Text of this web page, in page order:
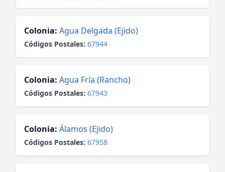
Colonia: Agua Delgada (Ejido)
Códigos Postales: 67944
Colonia: Agua Fría (Rancho)
Códigos Postales: 67943
Colonia: Álamos (Ejido)
Códigos Postales: 67958